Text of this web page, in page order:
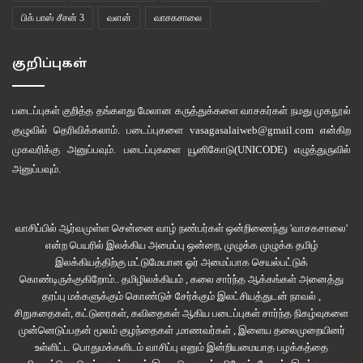
மண்டோவோடு மும்பையின் ஆடம்பர அழகை சிலாகித்தும், லாகூரின் விஸ்கி
பிக் பாஸ் சீசன் 3 வளன் வாசகசாலை
குறிப்புகள்
படைப்புகள் குறித்த தங்களது மேலான கருத்துக்களை வாசகர்கள் நமது முகநூல்
குழுவில் தெரிவிக்கலாம். படைப்புகளை vasagasalaiweb@gmail.com என்கிற
முகவரிக்கு அனுப்பவும். படைப்புகளை யூனிகோடு(UNICODE)எழுத்துருவில்
அனுப்பவும்.
வாசிப்பில் ஆர்வமுள்ள சென்னை வாழ் நண்பர்கள் ஒன்றிணைந்து 'வாசகசாலை'
என்ற பெயரில் இலக்கிய அமைப்பு ஒன்றை, முழுக்க முழுக்க தமிழ்
இலக்கியத்திற்கு மட்டுமேயான ஓர் அமைப்பாக செயல்பட்டுக்
கொண்டிருக்குகிறோம்.. தமிழிலக்கியம் , கலை சார்ந்த ஆக்கங்கள் அனைத்து
தரப்பு மக்களுக்கும் கொண்டுச் சேர்க்கும் இலட்சியத்துடன் நாவல் ,
சிறுகதைகள், கட்டுரைகள், கவிதைகள் ஆகிய படைப்புகள் சார்ந்த நிகழ்வுகளை
முன்னெடுப்பதன் மூலம் குழந்தைகள் ,மாணவர்கள் , இளைய தலைமுறையினர்
உள்ளிட்ட பொதுமக்களிடம் வாசிப்பு எனும் இன்றியமையாத பழக்கத்தை